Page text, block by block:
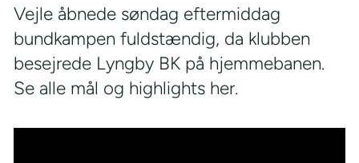
Vejle åbnede søndag eftermiddag
bundkampen fuldstændig, da klubben
besejrede Lyngby BK på hjemmebanen.
Se alle mål og highlights her.